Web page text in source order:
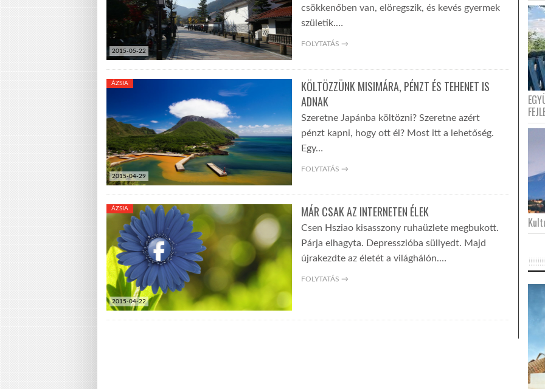
2015-05-22
csökkenőben van, elöregszik, és kevés gyermek
születik.…
FOLYTATÁS →
2015-04-29
ÁZSIA
KÖLTÖZZÜNK MISIMÁRA, PÉNZT ÉS TEHENET IS
ADNAK
Szeretne Japánba költözni? Szeretne azért
pénzt kapni, hogy ott él? Most itt a lehetőség.
Egy…
FOLYTATÁS →
2015-04-22
ÁZSIA MÁR CSAK AZ INTERNETEN ÉLEK
Csen Hsziao kisasszony ruhaüzlete megbukott.
Párja elhagyta. Depresszióba süllyedt. Majd
újrakezdte az életét a világhálón.…
FOLYTATÁS →